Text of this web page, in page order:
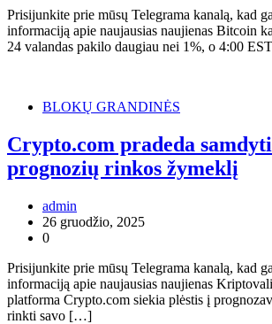
Prisijunkite prie mūsų Telegrama kanalą, kad
informaciją apie naujausias naujienas Bitcoin
24 valandas pakilo daugiau nei 1%, o 4:00
BLOKŲ GRANDINĖS
Crypto.com pradeda
prognozių rinkos žymeklį
admin
26 gruodžio, 2025
0
Prisijunkite prie mūsų Telegrama kanalą, kad
informaciją apie naujausias naujienas
platforma Crypto.com siekia plėstis į
rinkti savo […]